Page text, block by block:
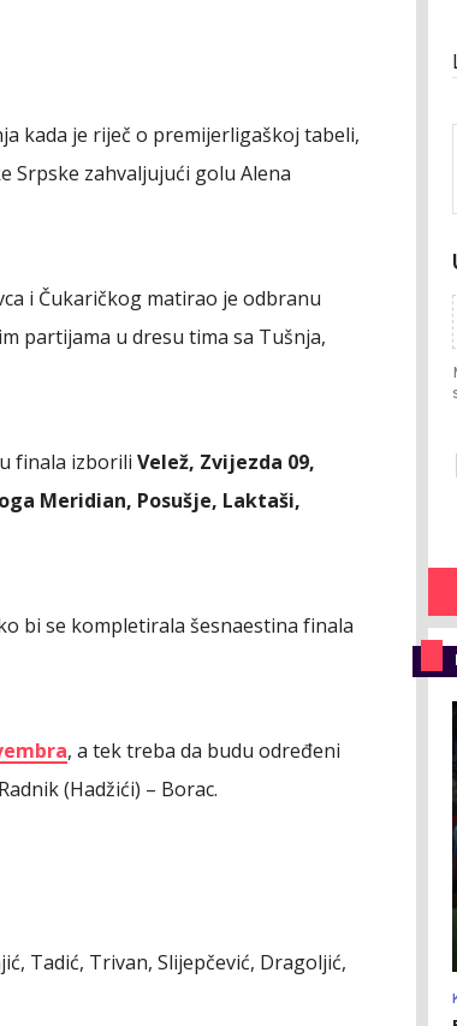
kada je riječ o premijerligaškoj tabeli,
Srpske zahvaljujući golu Alena
i Čukaričkog matirao je odbranu
partijama u dresu tima sa Tušnja,
finala izborili Velež, Zvijezda 09,
Meridian, Posušje, Laktaši,
bi se kompletirala šesnaestina finala
, a tek treba da budu određeni
(Hadžići) – Borac.
Tadić, Trivan, Slijepčević, Dragoljić,